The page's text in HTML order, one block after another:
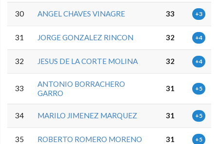
30 ANGEL CHAVES VINAGRE 33 +3
31 JORGE GONZALEZ RINCON 32 +4
32 JESUS DE LA CORTE MOLINA 32 +4
33
ANTONIO BORRACHERO
GARRO
31 +5
34 MARILO JIMENEZ MARQUEZ 31 +5
35 ROBERTO ROMERO MORENO 31 +5